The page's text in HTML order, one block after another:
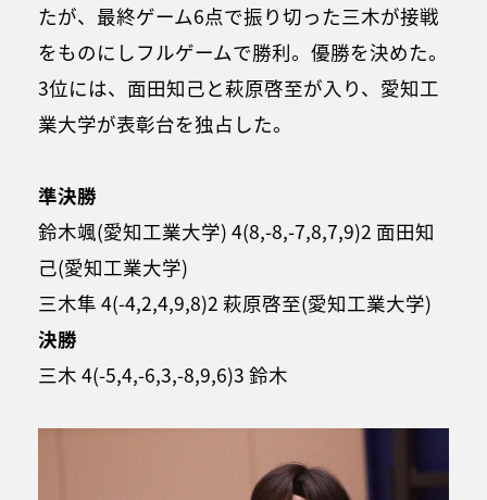
たが、最終ゲーム6点で振り切った三木が接戦
をものにしフルゲームで勝利。優勝を決めた。
3位には、面田知己と萩原啓至が入り、愛知工
業大学が表彰台を独占した。
準決勝
鈴木颯(愛知工業大学) 4(8,-8,-7,8,7,9)2 面田知
己(愛知工業大学)
三木隼 4(-4,2,4,9,8)2 萩原啓至(愛知工業大学)
決勝
三木 4(-5,4,-6,3,-8,9,6)3 鈴木